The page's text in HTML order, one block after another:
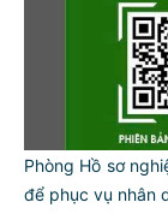
Phòng Hồ sơ
để phục vụ nhân